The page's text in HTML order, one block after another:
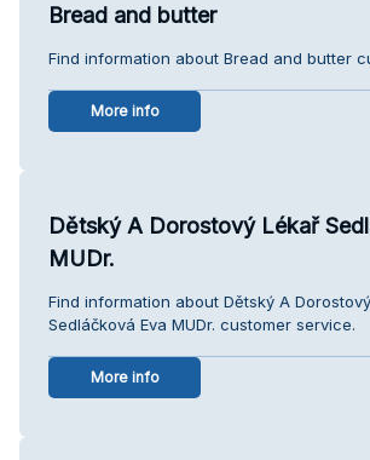
Bread and butter
Find information about Bread and butter
More info
Dětský A Dorostový Lékař
MUDr.
Find information about Dětský A
Sedláčková Eva MUDr. customer service.
More info